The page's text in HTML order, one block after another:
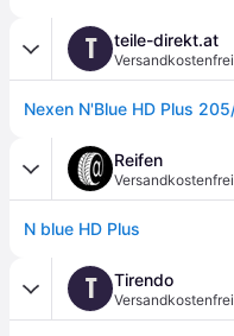
T teile-direkt.at
Versandkostenfrei
Reifen
Versandkostenfrei
N blue HD Plus
T Tirendo
Versandkostenfrei